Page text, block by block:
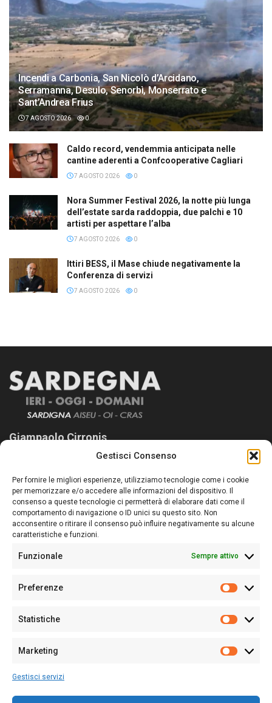
Gestisci Consenso
Per fornire le migliori esperienze, utilizziamo tecnologie come i cookie
per memorizzare e/o accedere alle informazioni del dispositivo. Il
consenso a queste tecnologie ci permetterà di elaborare dati come il
comportamento di navigazione o ID unici su questo sito. Non
acconsentire o ritirare il consenso può influire negativamente su alcune
caratteristiche e funzioni.
Funzionale Sempre attivo
Preferenze
Statistiche
Marketing
Gestisci servizi
Incendi a Carbonia, San Nicolò d’Arcidano,
Serramanna, Desulo, Senorbì, Monserrato e
Sant’Andrea Frius
7 AGOSTO 2026 0
Caldo record, vendemmia anticipata nelle
cantine aderenti a Confcooperative Cagliari
7 AGOSTO 2026 0
Nora Summer Festival 2026, la notte più lunga
dell’estate sarda raddoppia, due palchi e 10
artisti per aspettare l’alba
7 AGOSTO 2026 0
Ittiri BESS, il Mase chiude negativamente la
Conferenza di servizi
7 AGOSTO 2026 0
Giampaolo Cirronis
Sardegna Ieri-Oggi-Domani nasce per informare “liberamente” i
nostro passato e, soprattutto, al nostro futuro
Follow Us
Sede:Via Cristoforo Colombo 09013 Carbonia
Partita IVA02270380922
128/2020 del 10/02/2020
Per la Pubblicità: